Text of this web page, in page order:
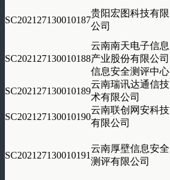
SC202127130010187
贵阳宏图科技有限
公司
SC202127130010188
云南南天电子信息
产业股份有限公司
信息安全测评中心
SC202127130010189
云南瑞讯达通信技
术有限公司
SC202127130010190
云南联创网安科技
有限公司
SC202127130010191
云南厚壁信息安全
测评有限公司